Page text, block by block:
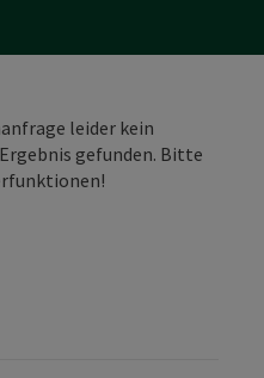
leider kein
gefunden. Bitte